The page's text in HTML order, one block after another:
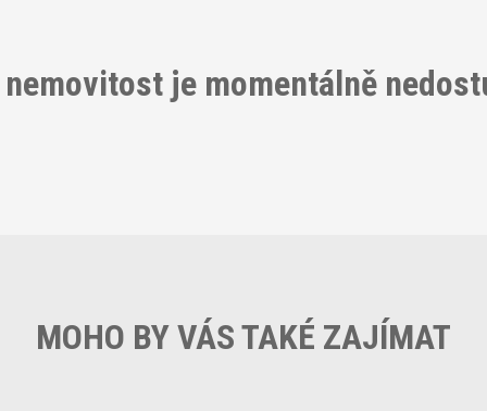
nemovitost je momentálně
MOHO BY VÁS TAKÉ ZAJÍMAT